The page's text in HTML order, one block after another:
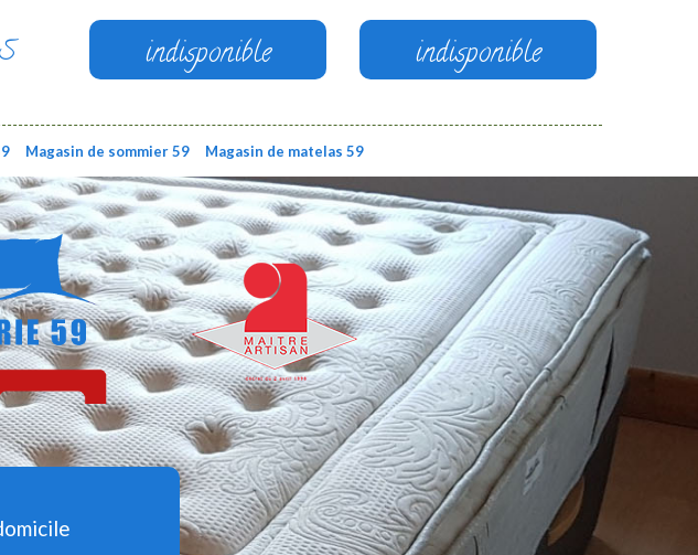
indisponible indisponible
Magasin de sommier 59 Magasin de matelas 59